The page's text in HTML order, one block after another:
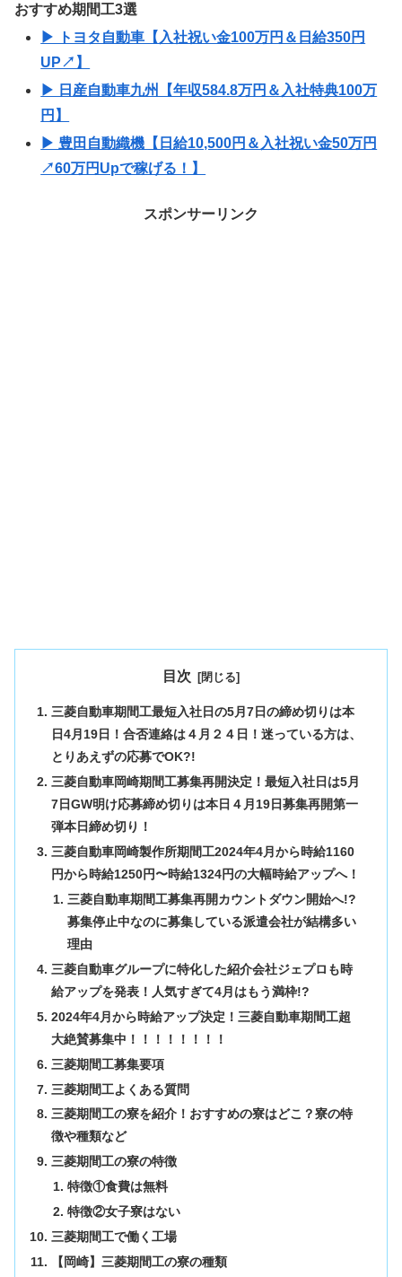
おすすめ期間工3選
▶ トヨタ自動車【入社祝い金100万円＆日給350円
UP↗】
▶ 日産自動車九州【年収584.8万円＆入社特典100万
円】
▶ 豊田自動織機【日給10,500円＆入社祝い金50万円
↗60万円Upで稼げる！】
スポンサーリンク
目次
三菱自動車期間工最短入社日の5月7日の締め切りは本
日4月19日！合否連絡は４月２４日！迷っている方は、
とりあえずの応募でOK?!
三菱自動車岡崎期間工募集再開決定！最短入社日は5月
7日GW明け応募締め切りは本日４月19日募集再開第一
弾本日締め切り！
三菱自動車岡崎製作所期間工2024年4月から時給1160
円から時給1250円〜時給1324円の大幅時給アップへ！
三菱自動車期間工募集再開カウントダウン開始へ!?
募集停止中なのに募集している派遣会社が結構多い
理由
三菱自動車グループに特化した紹介会社ジェプロも時
給アップを発表！人気すぎて4月はもう満枠!?
2024年4月から時給アップ決定！三菱自動車期間工超
大絶賛募集中！！！！！！！！
三菱期間工募集要項
三菱期間工よくある質問
三菱期間工の寮を紹介！おすすめの寮はどこ？寮の特
徴や種類など
三菱期間工の寮の特徴
特徴①食費は無料
特徴②女子寮はない
三菱期間工で働く工場
【岡崎】三菱期間工の寮の種類